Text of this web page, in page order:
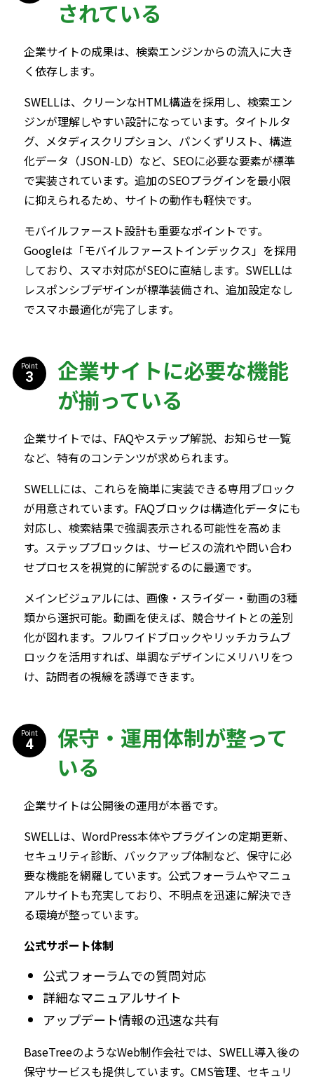
されている
企業サイトの成果は、検索エンジンからの流入に大き
く依存します。
SWELLは、クリーンなHTML構造を採用し、検索エン
ジンが理解しやすい設計になっています。タイトルタ
グ、メタディスクリプション、パンくずリスト、構造
化データ（JSON-LD）など、SEOに必要な要素が標準
で実装されています。追加のSEOプラグインを最小限
に抑えられるため、サイトの動作も軽快です。
モバイルファースト設計も重要なポイントです。
Googleは「モバイルファーストインデックス」を採用
しており、スマホ対応がSEOに直結します。SWELLは
レスポンシブデザインが標準装備され、追加設定なし
でスマホ最適化が完了します。
Point
企業サイトに必要な機能
が揃っている
企業サイトでは、FAQやステップ解説、お知らせ一覧
など、特有のコンテンツが求められます。
SWELLには、これらを簡単に実装できる専用ブロック
が用意されています。FAQブロックは構造化データにも
対応し、検索結果で強調表示される可能性を高めま
す。ステップブロックは、サービスの流れや問い合わ
せプロセスを視覚的に解説するのに最適です。
メインビジュアルには、画像・スライダー・動画の3種
類から選択可能。動画を使えば、競合サイトとの差別
化が図れます。フルワイドブロックやリッチカラムブ
ロックを活用すれば、単調なデザインにメリハリをつ
け、訪問者の視線を誘導できます。
Point
保守・運用体制が整って
いる
企業サイトは公開後の運用が本番です。
SWELLは、WordPress本体やプラグインの定期更新、
セキュリティ診断、バックアップ体制など、保守に必
要な機能を網羅しています。公式フォーラムやマニュ
アルサイトも充実しており、不明点を迅速に解決でき
る環境が整っています。
公式サポート体制
公式フォーラムでの質問対応
詳細なマニュアルサイト
アップデート情報の迅速な共有
BaseTreeのようなWeb制作会社では、SWELL導入後の
保守サービスも提供しています。CMS管理、セキュリ